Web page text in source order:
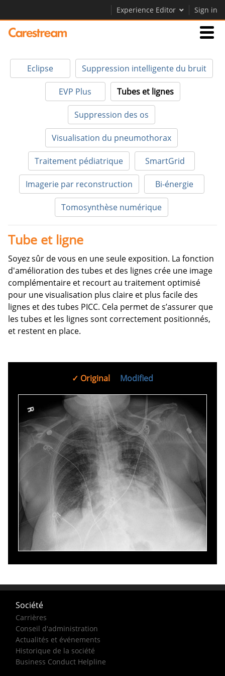
Experience Editor Sign in
Activités
Société
Carrières
Contactez-nous
Eclipse Suppression intelligente du bruit
EVP Plus Tubes et lignes
Suppression des os
Visualisation du pneumothorax
Traitement pédiatrique SmartGrid
Imagerie par reconstruction Bi-énergie
Tomosynthèse numérique
Tube et ligne
Soyez sûr de vous en une seule exposition. La fonction
d'amélioration des tubes et des lignes crée une image
complémentaire et recourt au traitement optimisé
pour une visualisation plus claire et plus facile des
lignes et des tubes PICC. Cela permet de s’assurer que
les tubes et les lignes sont correctement positionnés,
et restent en place.
Original Modified
Société
Carrières
Conseil d'administration
Actualités et événements
Historique de la société
Business Conduct Helpline